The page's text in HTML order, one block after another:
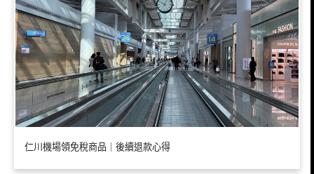
仁川機場領免稅商品｜後續退款心得